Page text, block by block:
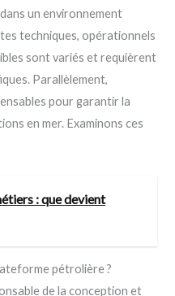
un environnement
techniques, opérationnels
sont variés et requièrent
Parallèlement,
pour garantir la
en mer. Examinons ces
: que devient
pétrolière ?
de la conception et